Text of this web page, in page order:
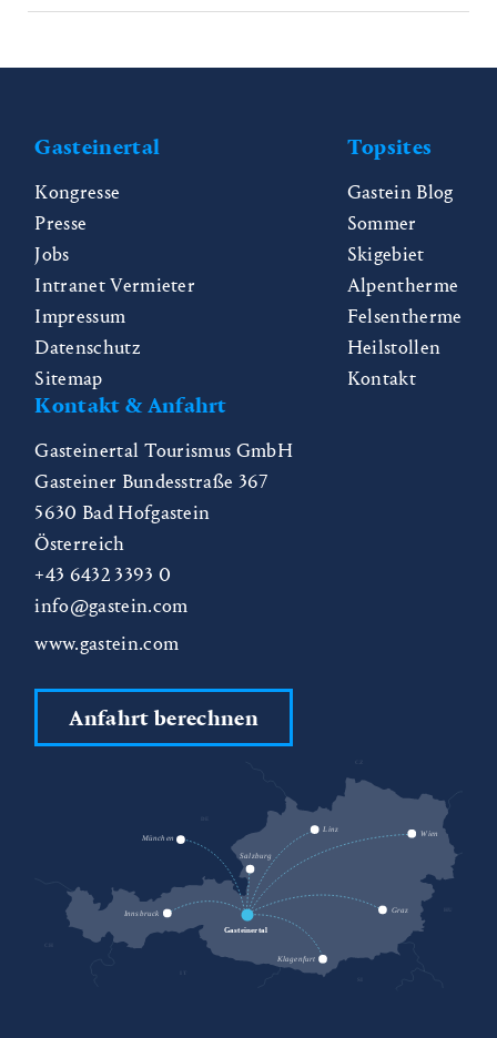
Gasteinertal
Kongresse
Presse
Jobs
Intranet Vermieter
Impressum
Datenschutz
Sitemap
Topsites
Gastein Blog
Sommer
Skigebiet
Alpentherme
Felsentherme
Heilstollen
Kontakt
Kontakt & Anfahrt
Gasteinertal Tourismus GmbH
Gasteiner Bundesstraße 367
5630 Bad Hofgastein
Österreich
+43 6432 3393 0
info@gastein.com
www.gastein.com
Anfahrt berechnen
München
Innsbruck
Klagenfurt
Graz
Wien
Linz
Gasteinertal
Salzburg
CZ